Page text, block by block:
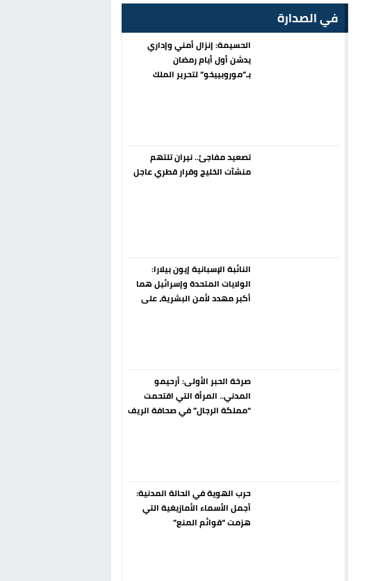
في الصدارة
الحسيمة: إنزال أمني وإداري
يدشن أول أيام رمضان
بـ”موروبييخو” لتحرير الملك
تصعيد مفاجئ.. نيران تلتهم
منشآت الخليج وقرار قطري عاجل
النائبة الإسبانية إيون بيلارا:
الولايات المتحدة وإسرائيل هما
أكبر مهدد لأمن البشرية، على
صرخة الحبر الأولى: أرحيمو
المدني.. المرأة التي اقتحمت
“مملكة الرجال” في صحافة الريف
حرب الهوية في الحالة المدنية:
أجمل الأسماء الأمازيغية التي
هزمت “قوائم المنع”